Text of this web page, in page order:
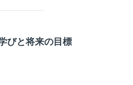
びと将来の目標